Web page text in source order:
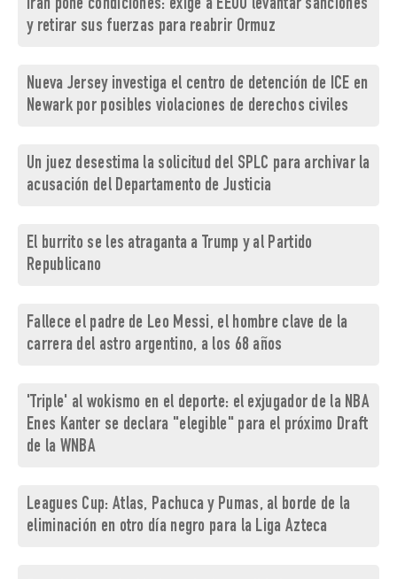
Irán pone condiciones: exige a EEUU levantar sanciones
y retirar sus fuerzas para reabrir Ormuz
Nueva Jersey investiga el centro de detención de ICE en
Newark por posibles violaciones de derechos civiles
Un juez desestima la solicitud del SPLC para archivar la
acusación del Departamento de Justicia
El burrito se les atraganta a Trump y al Partido
Republicano
Fallece el padre de Leo Messi, el hombre clave de la
carrera del astro argentino, a los 68 años
'Triple' al wokismo en el deporte: el exjugador de la NBA
Enes Kanter se declara "elegible" para el próximo Draft
de la WNBA
Leagues Cup: Atlas, Pachuca y Pumas, al borde de la
eliminación en otro día negro para la Liga Azteca